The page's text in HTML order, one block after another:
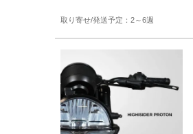
2～6週